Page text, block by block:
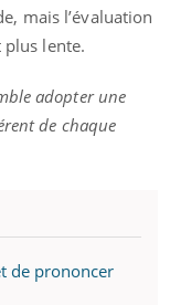
mais l’évaluation
lente.
adopter une
de chaque
de prononcer